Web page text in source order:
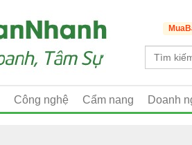
Công nghệ Cẩm nang Doanh